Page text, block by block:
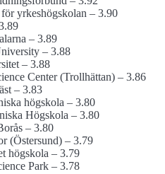
yrkes­högskolan – 3.90
– 3.89
– 3.88
– 3.88
Center (Trollhättan) – 3.86
– 3.83
högskola – 3.80
Högskola – 3.80
– 3.80
(Östersund) – 3.79
högskola – 3.79
Park – 3.78